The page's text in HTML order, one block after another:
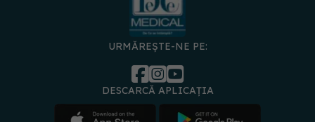
URMĂREȘTE-NE PE:
DESCARCĂ APLICAȚIA